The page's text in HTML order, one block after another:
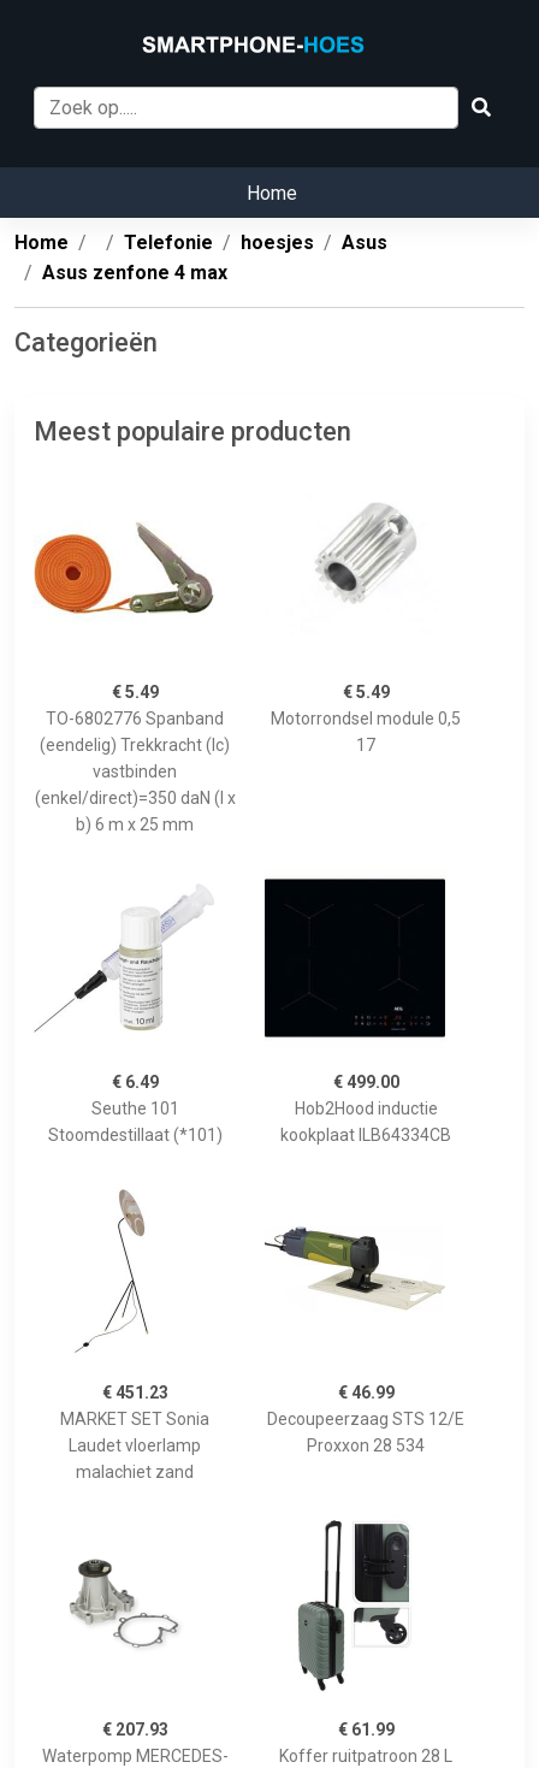
Home
Home Telefonie hoesjes
Asus
Asus zenfone 4 max
Categorieën
Meest populaire producten
€ 5.49
TO-6802776 Spanband
(eendelig) Trekkracht (lc)
vastbinden
(enkel/direct)=350 daN (l x
b) 6 m x 25 mm
€ 5.49
Motorrondsel module 0,5
17
€ 6.49
Seuthe 101
Stoomdestillaat (*101)
€ 499.00
Hob2Hood inductie
kookplaat ILB64334CB
€ 451.23
MARKET SET Sonia
Laudet vloerlamp
malachiet zand
€ 46.99
Decoupeerzaag STS 12/E
Proxxon 28 534
€ 207.93
Waterpomp MERCEDES-
€ 61.99
Koffer ruitpatroon 28 L